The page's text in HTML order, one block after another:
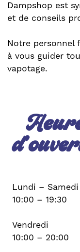
Dampshop est
et de conseils
Notre personnel
à vous guider
vapotage.
Lundi – Samedi
10:00 – 19:30
Vendredi
10:00 – 20:00